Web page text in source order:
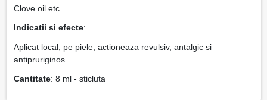
Clove oil etc
Indicatii si efecte:
Aplicat local, pe piele, actioneaza revulsiv, antalgic si
antipruriginos.
Cantitate: 8 ml - sticluta